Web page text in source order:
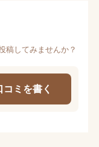
稿してみませんか？
コミを書く